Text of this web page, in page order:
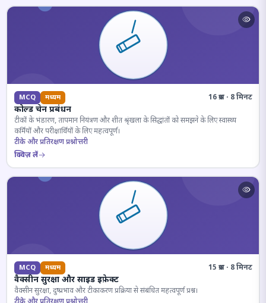
MCQ मध्यम 16 प्रश्न · 8 मिनट
कोल्ड चेन प्रबंधन
टीकों के भंडारण, तापमान नियंत्रण और शीत श्रृंखला के सिद्धांतों को समझने के लिए स्वास्थ्य
कर्मियों और परीक्षार्थियों के लिए महत्वपूर्ण।
टीके और प्रतिरक्षण प्रश्नोत्तरी
क्विज़ लें
MCQ मध्यम 15 प्रश्न · 8 मिनट
वैक्सीन सुरक्षा और साइड इफ़ेक्ट
वैक्सीन सुरक्षा, दुष्प्रभाव और टीकाकरण प्रक्रिया से संबंधित महत्वपूर्ण प्रश्न।